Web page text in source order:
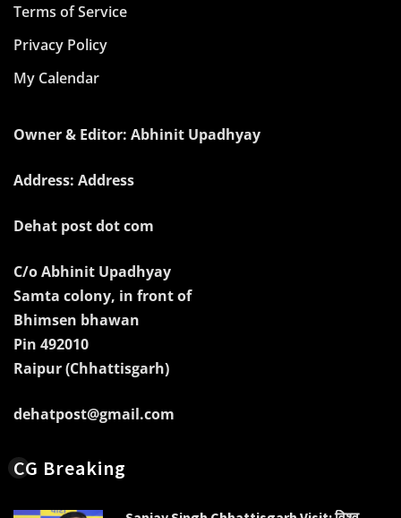
Terms of Service
Privacy Policy
My Calendar
Owner & Editor: Abhinit Upadhyay
Address: Address
Dehat post dot com
C/o Abhinit Upadhyay
Samta colony, in front of
Bhimsen bhawan
Pin 492010
Raipur (Chhattisgarh)
dehatpost@gmail.com
CG Breaking